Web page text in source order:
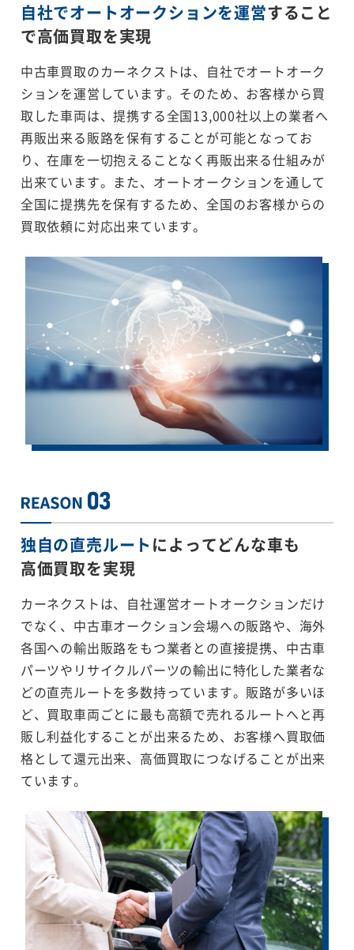
自社でオートオークションを運営すること
で高価買取を実現
中古車買取のカーネクストは、自社でオートオーク
ションを運営しています。そのため、お客様から買
取した車両は、提携する全国13,000社以上の業者へ
再販出来る販路を保有することが可能となってお
り、在庫を一切抱えることなく再販出来る仕組みが
出来ています。また、オートオークションを通して
全国に提携先を保有するため、全国のお客様からの
買取依頼に対応出来ています。
独自の直売ルートによってどんな車も
高価買取を実現
カーネクストは、自社運営オートオークションだけ
でなく、中古車オークション会場への販路や、海外
各国への輸出販路をもつ業者との直接提携、中古車
パーツやリサイクルパーツの輸出に特化した業者な
どの直売ルートを多数持っています。販路が多いほ
ど、買取車両ごとに最も高額で売れるルートへと再
販し利益化することが出来るため、お客様へ買取価
格として還元出来、高価買取につなげることが出来
ています。